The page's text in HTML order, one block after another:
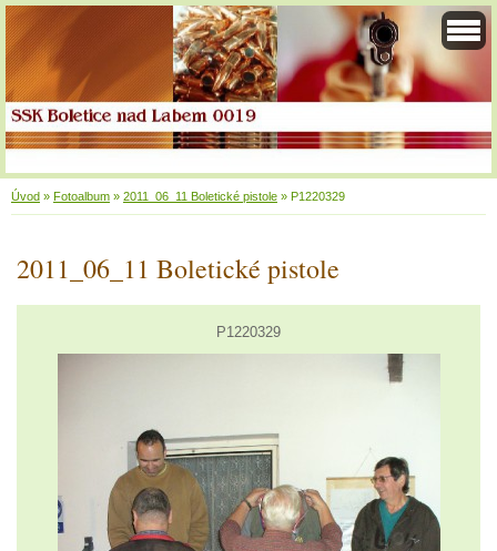
Úvod » Fotoalbum » 2011_06_11 Boletické pistole » P1220329
2011_06_11 Boletické pistole
P1220329